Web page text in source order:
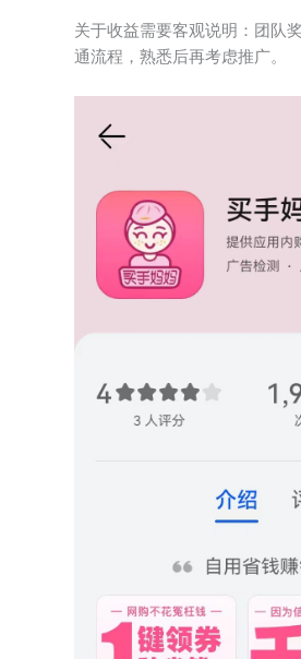
关于收益需要客观说明：团队
通流程，熟悉后再考虑推广。